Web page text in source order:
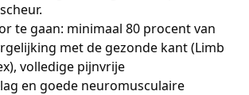
te gaan: minimaal 80 procent van
met de gezonde kant (Limb
volledige pijnvrije
en goede neuromusculaire